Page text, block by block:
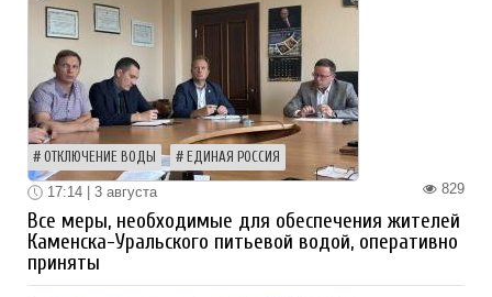
ОТКЛЮЧЕНИЕ ВОДЫ ЕДИНАЯ РОССИЯ
829
17:14 | 3 августа
Все меры, необходимые для обеспечения жителей
Каменска-Уральского питьевой водой, оперативно
приняты